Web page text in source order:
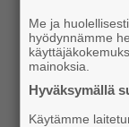
Me ja
hyödynnämme
mainoksia.
Hyväksymällä
Käytämme